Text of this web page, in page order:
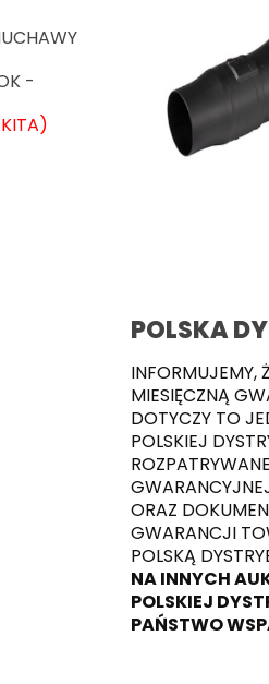
-
POLSKA
INFORMUJEMY,
MIESIĘCZNĄ
DOTYCZY TO
POLSKIEJ
ORAZ
GWARANCJI
POLSKĄ
NA INNYCH
POLSKIEJ
PAŃSTWO